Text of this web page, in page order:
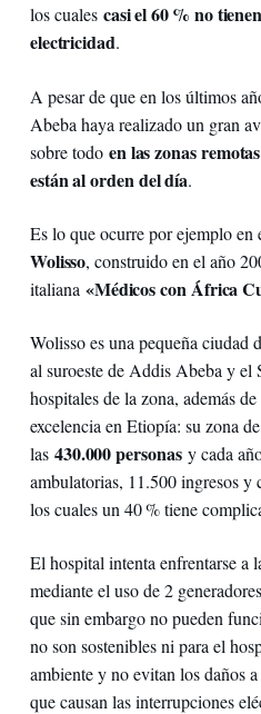
los cuales casi el 60 % no
electricidad.
A pesar de que en los últimos
Abeba haya realizado un gran
sobre todo en las zonas
están al orden del día.
Es lo que ocurre por ejemplo en
Wolisso, construido en el año
italiana «Médicos con África
Wolisso es una pequeña ciudad
al suroeste de Addis Abeba y el
hospitales de la zona, además
excelencia en Etiopía: su zona
las 430.000 personasy cada
ambulatorias, 11.500 ingresos y
los cuales un 40 % tiene
El hospital intenta enfrentarse a
mediante el uso de 2
que sin embargo no pueden
no son sostenibles ni para el
ambiente y no evitan los daños
que causan las interrupciones